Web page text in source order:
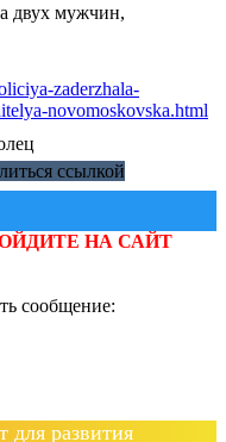
двух мужчин,
zaderzhala-
novomoskovska.html
ссылкой
НА САЙТ
сообщение:
для развития